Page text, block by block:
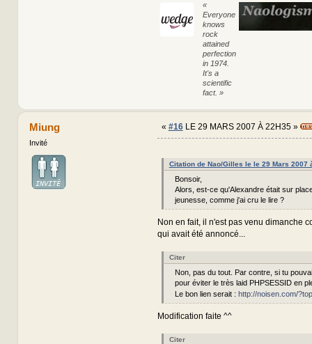
«
Everyone
knows
rock
attained
perfection
in 1974.
It's a
scientific
fact. »
Miung
Invité
« #16LE 29 MARS 2007 À 22H35 »
Citation de Nao/Gilles le le 29 Mars 2007
Bonsoir,
Alors, est-ce qu'Alexandre était sur
jeunesse, comme j'ai cru le lire ?
Non en fait, il n'est pas venu dimanche
qui avait été annoncé...
Citer
Non, pas du tout. Par contre, si tu
pour éviter le très laid PHPSESSID en
Le bon lien serait : http://noisen.com/
Modification faite ^^
Citer